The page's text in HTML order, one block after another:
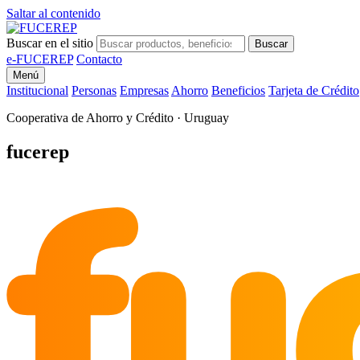
Saltar al contenido
Buscar en el sitio Buscar
e-FUCEREP Contacto
Menú
Institucional Personas Empresas Ahorro Beneficios Tarjeta de Crédito
Cooperativa de Ahorro y Crédito · Uruguay
fucerep